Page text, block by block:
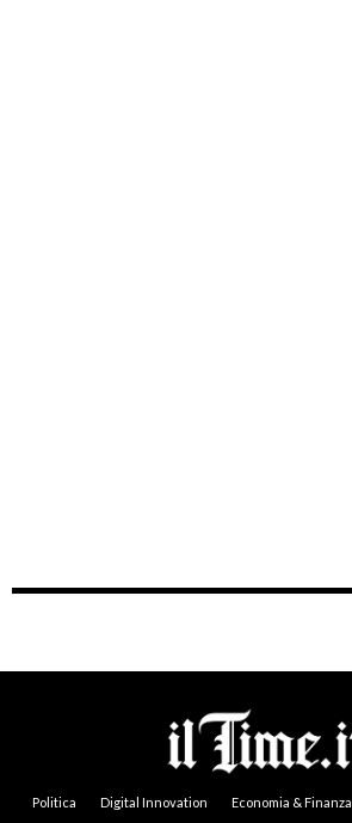
Politica Digital Innovation Economia & Finanza